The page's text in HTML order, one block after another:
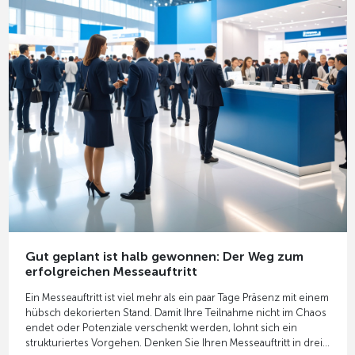
Gut geplant ist halb gewonnen: Der Weg zum
erfolgreichen Messeauftritt
Ein Messeauftritt ist viel mehr als ein paar Tage Präsenz mit einem
hübsch dekorierten Stand. Damit Ihre Teilnahme nicht im Chaos
endet oder Potenziale verschenkt werden, lohnt sich ein
strukturiertes Vorgehen. Denken Sie Ihren Messeauftritt in drei